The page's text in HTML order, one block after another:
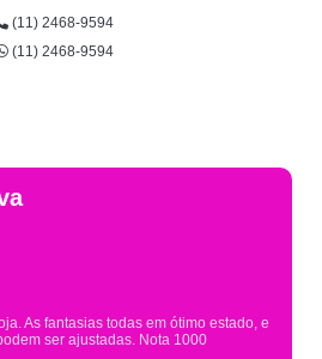
(11) 2468-9594
(11) 2468-9594
Pinto
e só encontrei a fantasia de meu filho na
no horário em que estavam fechando e
fui muito bem atendido.